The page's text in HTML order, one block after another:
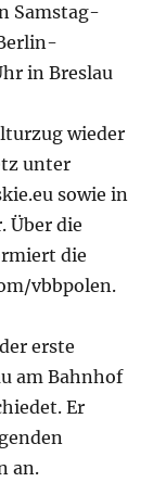
Samstag-
in Breslau
wieder
unter
sowie in
Über die
die
vbbpolen.
erste
am Bahnhof
Er
an.